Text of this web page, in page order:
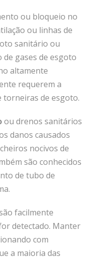
ou bloqueio no
ou linhas de
sanitário ou
de gases de esgoto
altamente
requerem a
torneiras de esgoto.
ou drenos sanitários
danos causados
nocivos de
são conhecidos
de tubo de
facilmente
detectado. Manter
com
a maioria das